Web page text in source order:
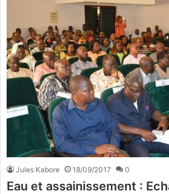
Jules Kabore 18/09/2017 0
Eau et assainissement :